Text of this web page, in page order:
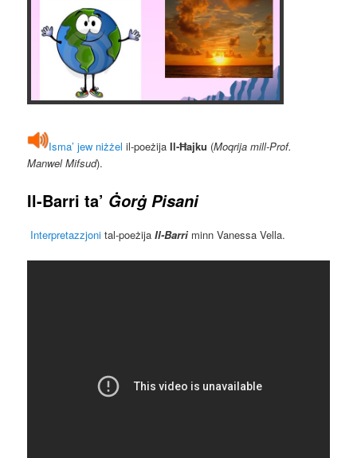
Isma’ jew niżżel il-poeżijaIl-Ħajku (Moqrija mill-Prof.
Manwel Mifsud).
Il-Barrita’ Ġorġ Pisani
Interpretazzjoni tal-poeżijaIl-Barri minn Vanessa Vella.